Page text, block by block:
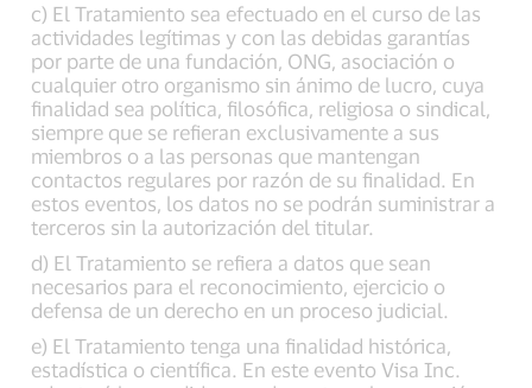
c) El Tratamiento sea efectuado en el curso de las
actividades legítimas y con las debidas garantías
por parte de una fundación, ONG, asociación o
cualquier otro organismo sin ánimo de lucro, cuya
finalidad sea política, filosófica, religiosa o sindical,
siempre que se refieran exclusivamente a sus
miembros o a las personas que mantengan
contactos regulares por razón de su finalidad. En
estos eventos, los datos no se podrán suministrar a
terceros sin la autorización del titular.
d) El Tratamiento se refiera a datos que sean
necesarios para el reconocimiento, ejercicio o
defensa de un derecho en un proceso judicial.
e) El Tratamiento tenga una finalidad histórica,
estadística o científica. En este evento Visa Inc.